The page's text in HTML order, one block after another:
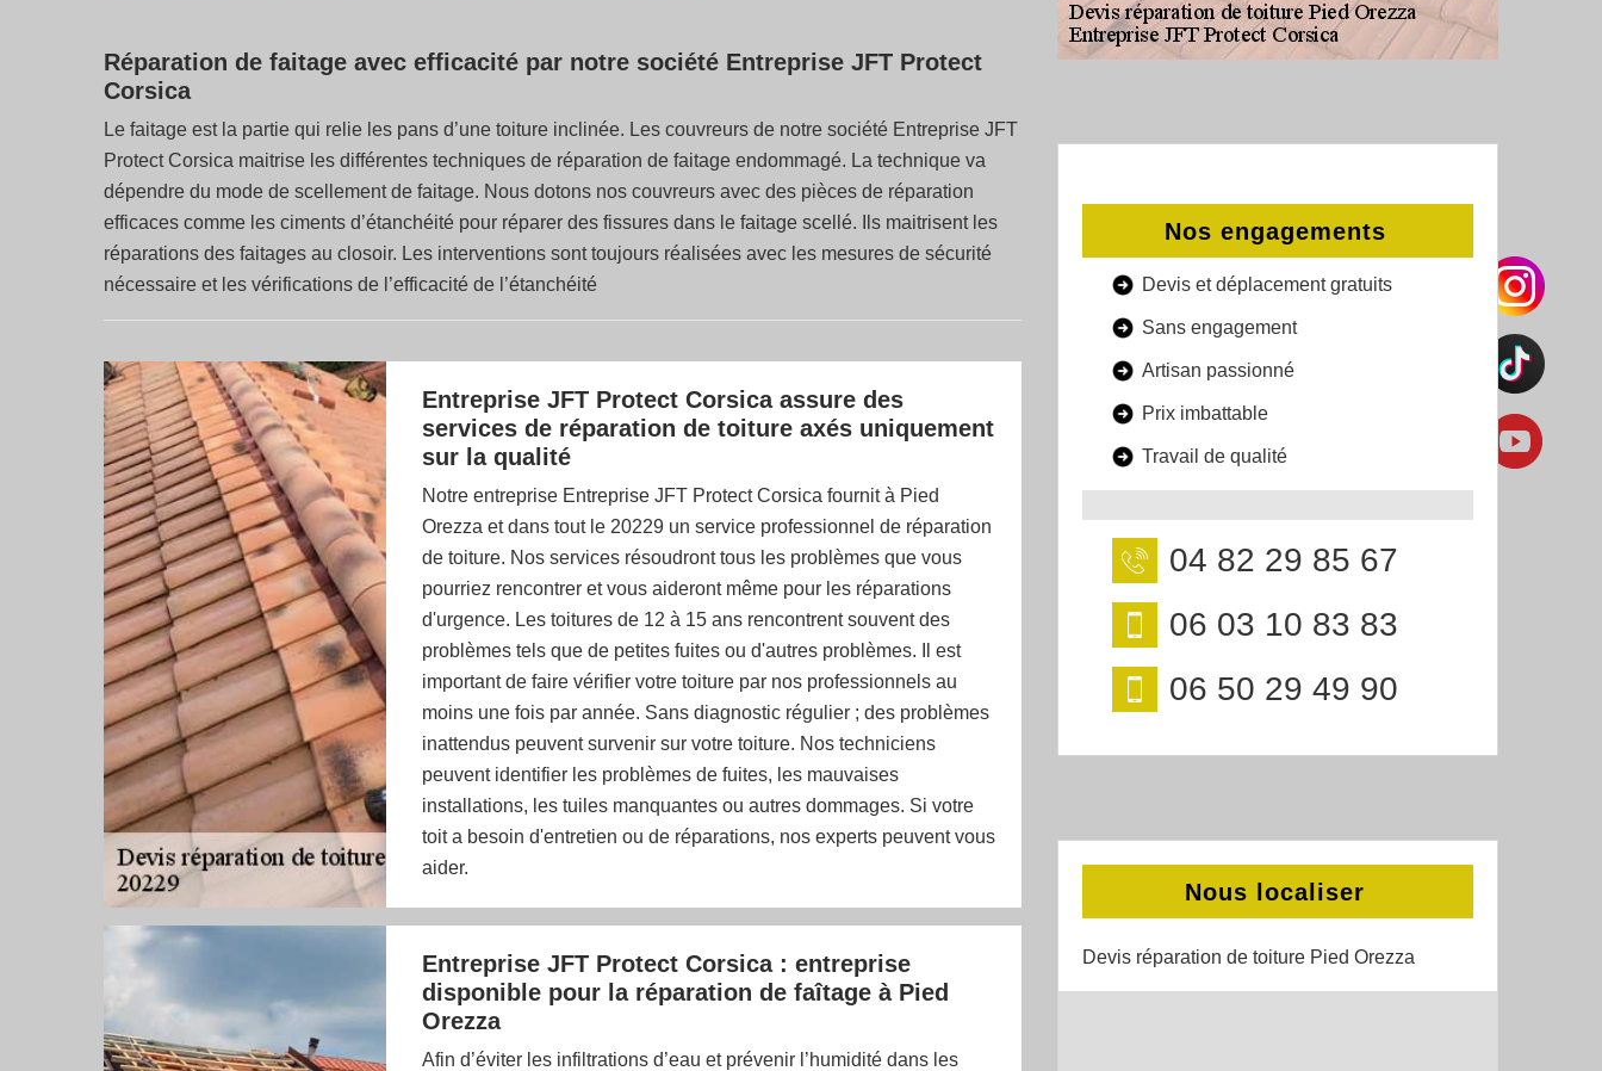
Réparation de faitage avec efficacité par notre société Entreprise JFT Protect
Corsica
Le faitage est la partie qui relie les pans d’une toiture inclinée. Les couvreurs de notre société Entreprise JFT
Protect Corsica maitrise les différentes techniques de réparation de faitage endommagé. La technique va
dépendre du mode de scellement de faitage. Nous dotons nos couvreurs avec des pièces de réparation
efficaces comme les ciments d’étanchéité pour réparer des fissures dans le faitage scellé. Ils maitrisent les
réparations des faitages au closoir. Les interventions sont toujours réalisées avec les mesures de sécurité
nécessaire et les vérifications de l’efficacité de l’étanchéité
Entreprise JFT Protect Corsica assure des
services de réparation de toiture axés uniquement
sur la qualité
Notre entreprise Entreprise JFT Protect Corsica fournit à Pied
Orezza et dans tout le 20229 un service professionnel de réparation
de toiture. Nos services résoudront tous les problèmes que vous
pourriez rencontrer et vous aideront même pour les réparations
d'urgence. Les toitures de 12 à 15 ans rencontrent souvent des
problèmes tels que de petites fuites ou d'autres problèmes. Il est
important de faire vérifier votre toiture par nos professionnels au
moins une fois par année. Sans diagnostic régulier ; des problèmes
inattendus peuvent survenir sur votre toiture. Nos techniciens
peuvent identifier les problèmes de fuites, les mauvaises
installations, les tuiles manquantes ou autres dommages. Si votre
toit a besoin d'entretien ou de réparations, nos experts peuvent vous
aider.
Entreprise JFT Protect Corsica : entreprise
disponible pour la réparation de faîtage à Pied
Orezza
Afin d’éviter les infiltrations d’eau et prévenir l’humidité dans les
Nos engagements
Devis et déplacement gratuits
Sans engagement
Artisan passionné
Prix imbattable
Travail de qualité
04 82 29 85 67
06 03 10 83 83
06 50 29 49 90
Nous localiser
Devis réparation de toiture Pied Orezza